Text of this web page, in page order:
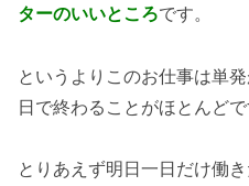
ターのいいところです。
というよりこのお仕事は単
日で終わることがほとんどで
とりあえず明日一日だけ働